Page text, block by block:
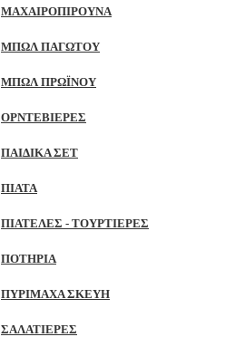
ΜΑΧΑΙΡΟΠΊΡΟΥΝΑ
ΜΠΩΛ ΠΑΓΩΤΟΎ
ΜΠΩΛ ΠΡΩΪΝΟΎ
ΟΡΝΤΕΒΙΈΡΕΣ
ΠΑΙΔΙΚΆ ΣΕΤ
ΠΙΆΤΑ
ΠΙΑΤΈΛΕΣ - ΤΟΥΡΤΙΈΡΕΣ
ΠΟΤΉΡΙΑ
ΠΥΡΊΜΑΧΑ ΣΚΕΎΗ
ΣΑΛΑΤΙΈΡΕΣ